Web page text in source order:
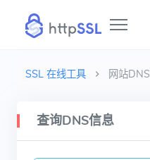
SSL 在线工具 网站
查询DNS信息